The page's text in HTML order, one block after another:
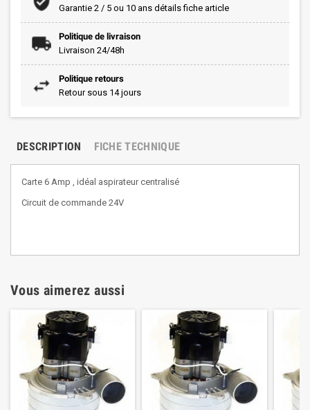
Garantie 2 / 5 ou 10 ans détails fiche article
Politique de livraison
Livraison 24/48h
Politique retours
Retour sous 14 jours
DESCRIPTION FICHE TECHNIQUE
Carte 6 Amp , idéal aspirateur centralisé
Circuit de commande 24V
Vous aimerez aussi